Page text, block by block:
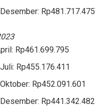
Rp481.717.475
Rp461.699.795
Rp455.176.411
Rp452.091.601
Rp441.342.482